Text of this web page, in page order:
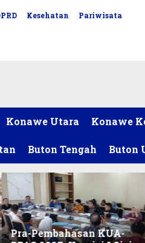
Kesehatan Pariwisata
Konawe Utara Konawe
Buton Tengah Buton
Pra-Pembahasan KUA-